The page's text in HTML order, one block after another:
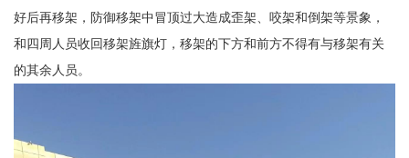
好后再移架，防御移架中冒顶过大造成歪架、咬架和倒架等景象，
和四周人员收回移架旌旗灯，移架的下方和前方不得有与移架有关
的其余人员。